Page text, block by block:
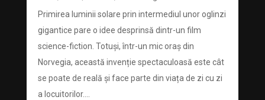
Primirea luminii solare prin intermediul unor oglinzi
gigantice pare o idee desprinsă dintr-un film
science-fiction. Totuși, într-un mic oraș din
Norvegia, această invenție spectaculoasă este cât
se poate de reală și face parte din viața de zi cu zi
a locuitorilor....